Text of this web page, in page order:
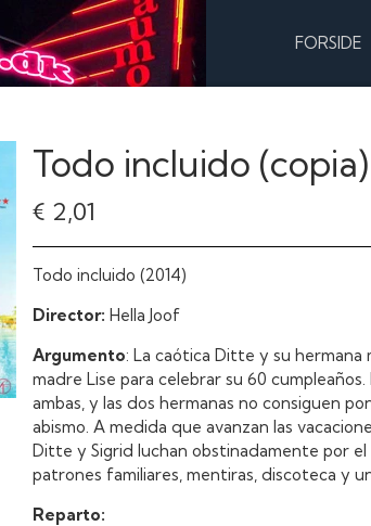
FORSIDE
Todo incluido (copia)
€ 2,01
Todo incluido (2014)
Director: Hella Joof
Argumento: La caótica Ditte y su hermana
madre Lise para celebrar su 60
ambas, y las dos hermanas no consiguen
abismo. A medida que avanzan las
Ditte y Sigrid luchan obstinadamente por el
patrones familiares, mentiras, discoteca y
Reparto: